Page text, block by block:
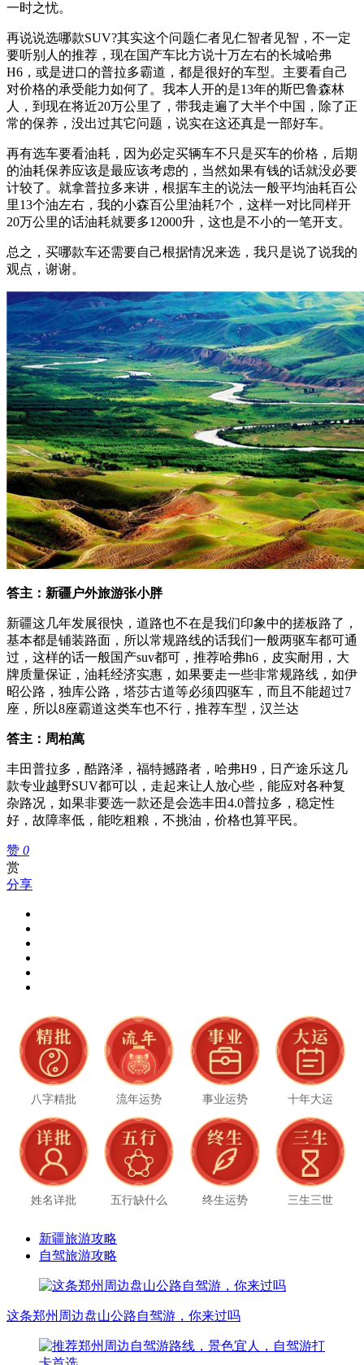
一时之忧。
再说说选哪款SUV?其实这个问题仁者见仁智者见智，不一定
要听别人的推荐，现在国产车比方说十万左右的长城哈弗
H6，或是进口的普拉多霸道，都是很好的车型。主要看自己
对价格的承受能力如何了。我本人开的是13年的斯巴鲁森林
人，到现在将近20万公里了，带我走遍了大半个中国，除了正
常的保养，没出过其它问题，说实在这还真是一部好车。
再有选车要看油耗，因为必定买辆车不只是买车的价格，后期
的油耗保养应该是最应该考虑的，当然如果有钱的话就没必要
计较了。就拿普拉多来讲，根据车主的说法一般平均油耗百公
里13个油左右，我的小森百公里油耗7个，这样一对比同样开
20万公里的话油耗就要多12000升，这也是不小的一笔开支。
总之，买哪款车还需要自己根据情况来选，我只是说了说我的
观点，谢谢。
答主：新疆户外旅游张小胖
新疆这几年发展很快，道路也不在是我们印象中的搓板路了，
基本都是铺装路面，所以常规路线的话我们一般两驱车都可通
过，这样的话一般国产suv都可，推荐哈弗h6，皮实耐用，大
牌质量保证，油耗经济实惠，如果要走一些非常规路线，如伊
昭公路，独库公路，塔莎古道等必须四驱车，而且不能超过7
座，所以8座霸道这类车也不行，推荐车型，汉兰达
答主：周柏萬
丰田普拉多，酷路泽，福特撼路者，哈弗H9，日产途乐这几
款专业越野SUV都可以，走起来让人放心些，能应对各种复
杂路况，如果非要选一款还是会选丰田4.0普拉多，稳定性
好，故障率低，能吃粗粮，不挑油，价格也算平民。
赞 0
赏
分享
八字精批 流年运势 事业运势 十年大运
姓名详批 五行缺什么 终生运势 三生三世
新疆旅游攻略
自驾旅游攻略
这条郑州周边盘山公路自驾游，你来过吗